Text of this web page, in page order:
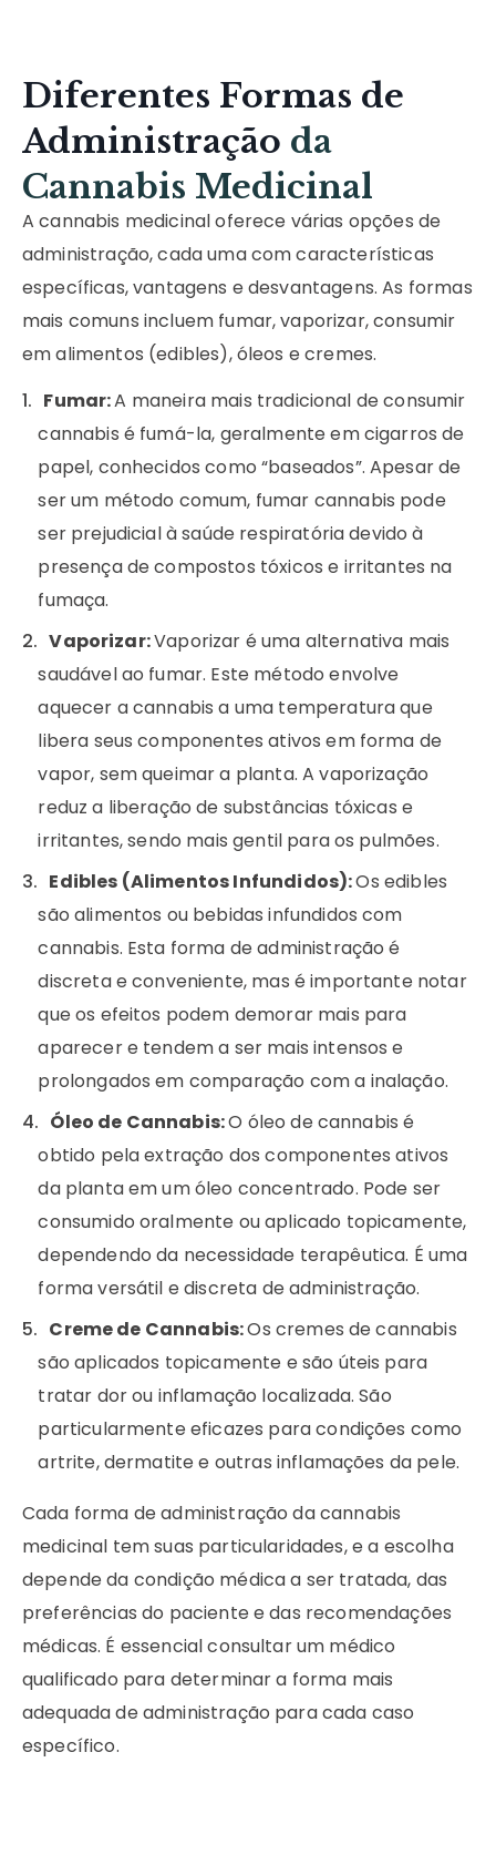
Diferentes Formas de
Administração da
Cannabis Medicinal
A cannabis medicinal oferece várias opções de
administração, cada uma com características
específicas, vantagens e desvantagens. As formas
mais comuns incluem fumar, vaporizar, consumir
em alimentos (edibles), óleos e cremes.
Fumar:A maneira mais tradicional de consumir
cannabis é fumá-la, geralmente em cigarros de
papel, conhecidos como “baseados”. Apesar de
ser um método comum, fumar cannabis pode
ser prejudicial à saúde respiratória devido à
presença de compostos tóxicos e irritantes na
fumaça.
Vaporizar:Vaporizar é uma alternativa mais
saudável ao fumar. Este método envolve
aquecer a cannabis a uma temperatura que
libera seus componentes ativos em forma de
vapor, sem queimar a planta. A vaporização
reduz a liberação de substâncias tóxicas e
irritantes, sendo mais gentil para os pulmões.
Edibles (Alimentos Infundidos):Os edibles
são alimentos ou bebidas infundidos com
cannabis. Esta forma de administração é
discreta e conveniente, mas é importante notar
que os efeitos podem demorar mais para
aparecer e tendem a ser mais intensos e
prolongados em comparação com a inalação.
Óleo de Cannabis:O óleo de cannabis é
obtido pela extração dos componentes ativos
da planta em um óleo concentrado. Pode ser
consumido oralmente ou aplicado topicamente,
dependendo da necessidade terapêutica. É uma
forma versátil e discreta de administração.
Creme de Cannabis:Os cremes de cannabis
são aplicados topicamente e são úteis para
tratar dor ou inflamação localizada. São
particularmente eficazes para condições como
artrite, dermatite e outras inflamações da pele.
Cada forma de administração da cannabis
medicinal tem suas particularidades, e a escolha
depende da condição médica a ser tratada, das
preferências do paciente e das recomendações
médicas. É essencial consultar um médico
qualificado para determinar a forma mais
adequada de administração para cada caso
específico.